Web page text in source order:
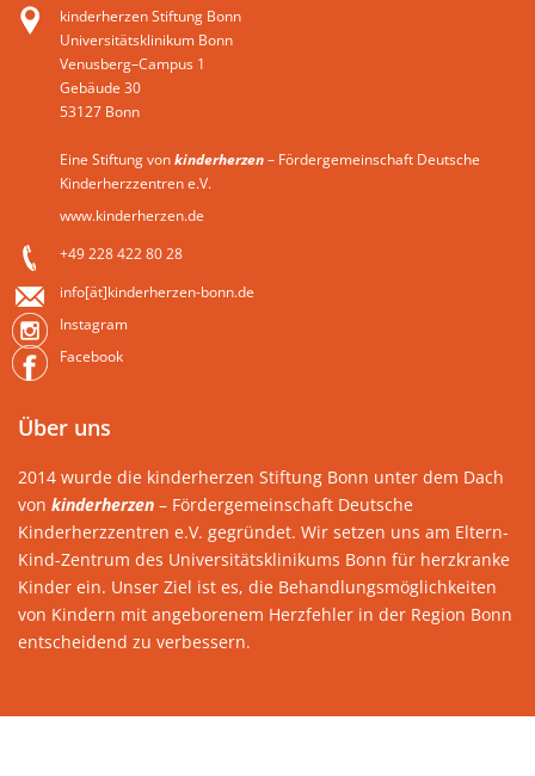
kinderherzen Stiftung Bonn
Universitätsklinikum Bonn
Venusberg–Campus 1
Gebäude 30
53127 Bonn
Eine Stiftung vonkinderherzen– Fördergemeinschaft Deutsche
Kinderherzzentren e.V.
www.kinderherzen.de
+49 228 422 80 28
info[ät]kinderherzen-bonn.de
Instagram
Facebook
Über uns
2014 wurde die kinderherzen Stiftung Bonn unter dem Dach
von kinderherzen – Fördergemeinschaft Deutsche
Kinderherzzentren e.V. gegründet. Wir setzen uns am Eltern-
Kind-Zentrum des Universitätsklinikums Bonn für herzkranke
Kinder ein. Unser Ziel ist es, die Behandlungsmöglichkeiten
von Kindern mit angeborenem Herzfehler in der Region Bonn
entscheidend zu verbessern.